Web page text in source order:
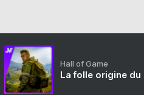
Hall of Game
La folle origine